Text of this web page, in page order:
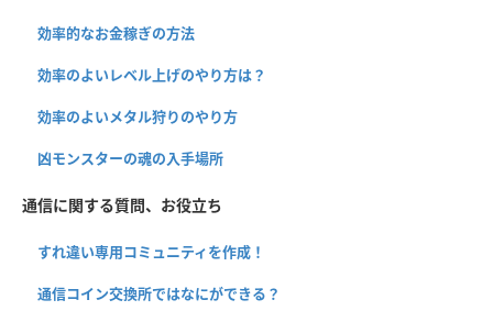
効率的なお金稼ぎの方法
効率のよいレベル上げのやり方は？
効率のよいメタル狩りのやり方
凶モンスターの魂の入手場所
通信に関する質問、お役立ち
すれ違い専用コミュニティを作成！
通信コイン交換所ではなにができる？